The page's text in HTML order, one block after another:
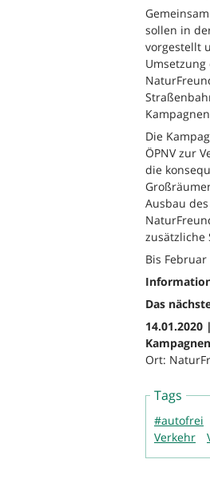
sollen in
vorgestellt
Die
ÖPNV zur
die
Ausbau
zusätzliche
Bis
Das
14.01.2020
Ort:
Tags
#autofrei
Verkehr